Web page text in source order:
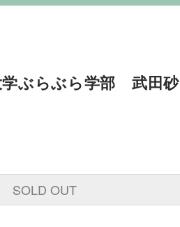
学ぶらぶら学部 武田砂
SOLD OUT